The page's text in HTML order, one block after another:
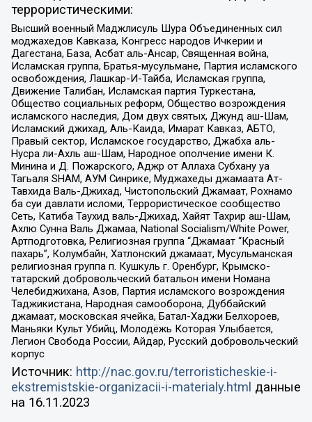
террористическими:
Высший военный Маджлисуль Шура Объединенных сил
моджахедов Кавказа, Конгресс народов Ичкерии и
Дагестана, База, Асбат аль-Ансар, Священная война,
Исламская группа, Братья-мусульмане, Партия исламского
освобождения, Лашкар-И-Тайба, Исламская группа,
Движение Талибан, Исламская партия Туркестана,
Общество социальных реформ, Общество возрождения
исламского наследия, Дом двух святых, Джунд аш-Шам,
Исламский джихад, Аль-Каида, Имарат Кавказ, АБТО,
Правый сектор, Исламское государство, Джабха аль-
Нусра ли-Ахль аш-Шам, Народное ополчение имени К.
Минина и Д. Пожарского, Аджр от Аллаха Субхану уа
Тагьаля SHAM, АУМ Синрике, Муджахеды джамаата Ат-
Тавхида Валь-Джихад, Чистопольский Джамаат, Рохнамо
ба суи давлати исломи, Террористическое сообщество
Сеть, Катиба Таухид валь-Джихад, Хайят Тахрир аш-Шам,
Ахлю Сунна Валь Джамаа, National Socialism/White Power,
Артподготовка, Религиозная группа “Джамаат “Красный
пахарь”, Колумбайн, Хатлонский джамаат, Мусульманская
религиозная группа п. Кушкуль г. Оренбург, Крымско-
татарский добровольческий батальон имени Номана
Челебиджихана, Азов, Партия исламского возрождения
Таджикистана, Народная самооборона, Дуббайский
джамаат, московская ячейка, Батал-Хаджи Белхороев,
Маньяки Культ Убийц, Молодёжь Которая Улыбается,
Легион Свобода России, Айдар, Русский добровольческий
корпус
Источник: http://nac.gov.ru/terroristicheskie-i-
ekstremistskie-organizacii-i-materialy.html данные
на 16.11.2023